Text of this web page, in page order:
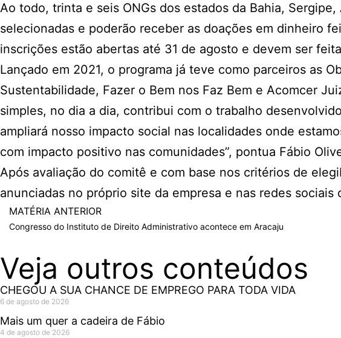
Ao todo, trinta e seis ONGs dos estados da Bahia,
selecionadas e poderão receber as doações em dinheiro
inscrições estão abertas até 31 de agosto e devem ser
Lançado em 2021, o programa já teve como parceiros as
Sustentabilidade, Fazer o Bem nos Faz Bem e Acomcer
simples, no dia a dia, contribui com o trabalho
ampliará nosso impacto social nas localidades onde
com impacto positivo nas comunidades”, pontua Fábio
Após avaliação do comitê e com base nos critérios de
anunciadas no próprio site da empresa e nas redes
MATÉRIA ANTERIOR
Congresso do Instituto de Direito Administrativo acontece em Aracaju
Veja outros conteúdos
CHEGOU A SUA CHANCE DE EMPREGO PARA TODA VIDA
6 de agosto de 2026
Mais um quer a cadeira de Fábio
4 de agosto de 2026